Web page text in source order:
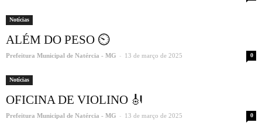
Notícias
ALÉM DO PESO ⏲
Prefeitura Municipal de Natércia - MG - 13 de março de 2025 0
Notícias
OFICINA DE VIOLINO 🎻
Prefeitura Municipal de Natércia - MG - 13 de março de 2025 0